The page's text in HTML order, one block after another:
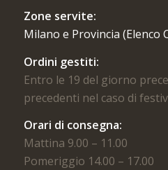
Zone servite:
Milano e Provincia (Elenco
Ordini gestiti:
Entro le 19 del giorno
precedenti nel caso di
Orari di consegna:
Mattina 9.00 – 11.00
Pomeriggio 14.00 – 17.00